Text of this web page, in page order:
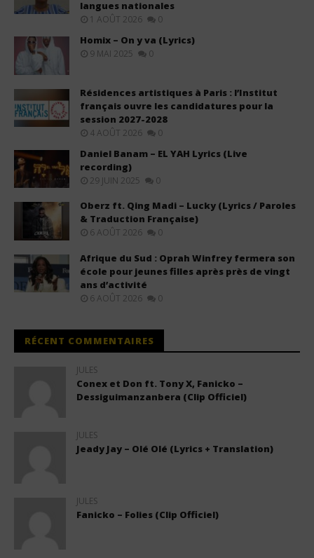
langues nationales
1 AOÛT 2026 0
Homix – On y va (Lyrics)
9 MAI 2025 0
Résidences artistiques à Paris : l’Institut
français ouvre les candidatures pour la
session 2027-2028
4 AOÛT 2026 0
Daniel Banam – EL YAH Lyrics (Live
recording)
29 JUIN 2025 0
Oberz ft. Qing Madi – Lucky (Lyrics / Paroles
& Traduction Française)
6 AOÛT 2026 0
Afrique du Sud : Oprah Winfrey fermera son
école pour jeunes filles après près de vingt
ans d’activité
6 AOÛT 2026 0
RÉCENT COMMENTAIRES
JULES
Conex et Don ft. Tony X, Fanicko –
Dessiguimanzanbera (Clip Officiel)
JULES
Jeady Jay – Olé Olé (Lyrics + Translation)
JULES
Fanicko – Folies (Clip Officiel)